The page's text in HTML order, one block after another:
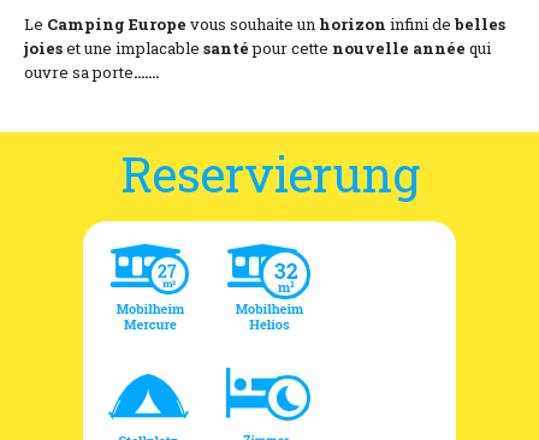
Le Camping Europe vous souhaite un horizon infini de belles
joieset une implacable santépour cette nouvelle année qui
ouvre sa porte.......
Reservierung